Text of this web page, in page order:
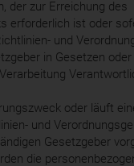
der zur Erreichung des
erforderlich ist oder
und
in Gesetzen
oder läuft
und
Gesetzgeber
die